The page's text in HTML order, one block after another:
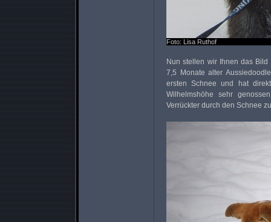
Foto: Lisa Ruthof
Nun stellen wir Ihnen das
7,5 Monate alter
ersten Schnee und hat
Wilhelmshöhe sehr
Verrückter durch den Schnee